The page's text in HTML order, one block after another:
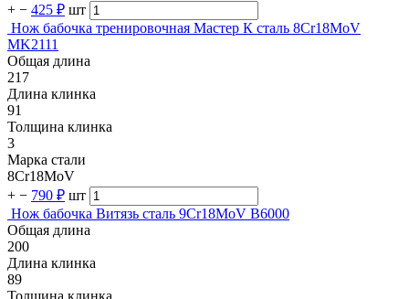
+ − 425 ₽ шт
Нож бабочка тренировочная Мастер К сталь 8Cr18MoV
MK2111
Общая длина
217
Длина клинка
91
Толщина клинка
3
Марка стали
8Cr18MoV
+ − 790 ₽ шт
Нож бабочка Витязь сталь 9Cr18MoV B6000
Общая длина
200
Длина клинка
89